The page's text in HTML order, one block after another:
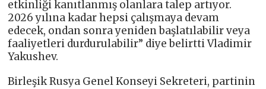
etkinliği kanıtlanmış olanlara talep artıyor.
2026 yılına kadar hepsi çalışmaya devam
edecek, ondan sonra yeniden başlatılabilir veya
faaliyetleri durdurulabilir” diye belirtti Vladimir
Yakushev.
Birleşik Rusya Genel Konseyi Sekreteri, partinin